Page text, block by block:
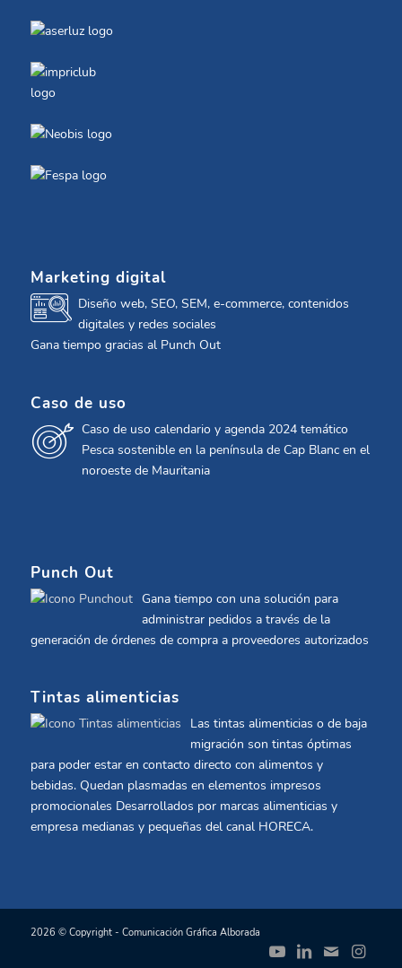
Marketing digital
Diseño web, SEO, SEM, e-commerce, contenidos
digitales y redes sociales
Gana tiempo gracias al Punch Out
Caso de uso
Caso de uso calendario y agenda 2024 temático
Pesca sostenible en la península de Cap Blanc en el
noroeste de Mauritania
Punch Out
Gana tiempo con una solución para
administrar pedidos a través de la
generación de órdenes de compra a proveedores autorizados
Tintas alimenticias
Las tintas alimenticias o de baja
migración son tintas óptimas
para poder estar en contacto directo con alimentos y
bebidas. Quedan plasmadas en elementos impresos
promocionales Desarrollados por marcas alimenticias y
empresa medianas y pequeñas del canal HORECA.
2026 © Copyright - Comunicación Gráfica Alborada